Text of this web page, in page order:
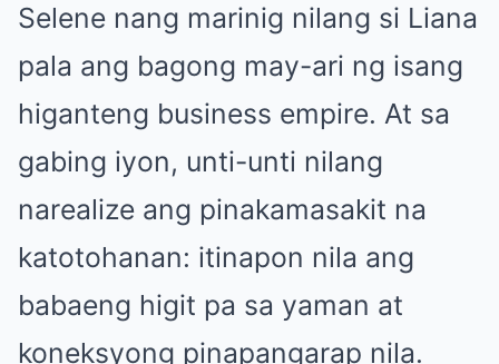
Selene nang marinig nilang si Liana
pala ang bagong may-ari ng isang
higanteng business empire. At sa
gabing iyon, unti-unti nilang
narealize ang pinakamasakit na
katotohanan: itinapon nila ang
babaeng higit pa sa yaman at
koneksyong pinapangarap nila.